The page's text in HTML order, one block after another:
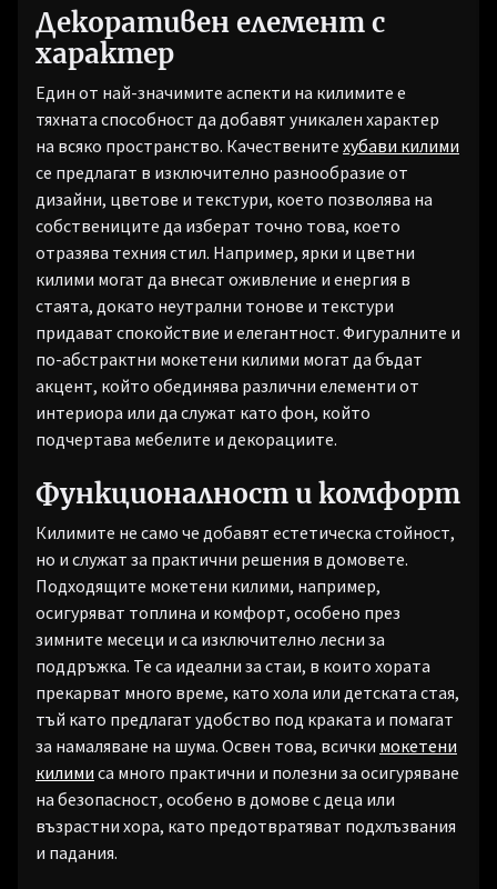
Декоративен елемент с
характер
Един от най-значимите аспекти на килимите е
тяхната способност да добавят уникален характер
на всяко пространство. Качествените хубави килими
се предлагат в изключително разнообразие от
дизайни, цветове и текстури, което позволява на
собствениците да изберат точно това, което
отразява техния стил. Например, ярки и цветни
килими могат да внесат оживление и енергия в
стаята, докато неутрални тонове и текстури
придават спокойствие и елегантност. Фигуралните и
по-абстрактни мокетени килими могат да бъдат
акцент, който обединява различни елементи от
интериора или да служат като фон, който
подчертава мебелите и декорациите.
Функционалност и комфорт
Килимите не само че добавят естетическа стойност,
но и служат за практични решения в домовете.
Подходящите мокетени килими, например,
осигуряват топлина и комфорт, особено през
зимните месеци и са изключително лесни за
поддръжка. Те са идеални за стаи, в които хората
прекарват много време, като хола или детската стая,
тъй като предлагат удобство под краката и помагат
за намаляване на шума. Освен това, всички мокетени
килими са много практични и полезни за осигуряване
на безопасност, особено в домове с деца или
възрастни хора, като предотвратяват подхлъзвания
и падания.